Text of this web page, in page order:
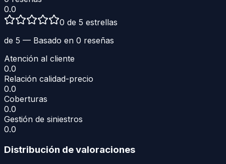
0.0
0 de 5 estrellas
de 5 — Basado en 0 reseñas
Atención al cliente
0.0
Relación calidad-precio
0.0
Coberturas
0.0
Gestión de siniestros
0.0
Distribución de valoraciones